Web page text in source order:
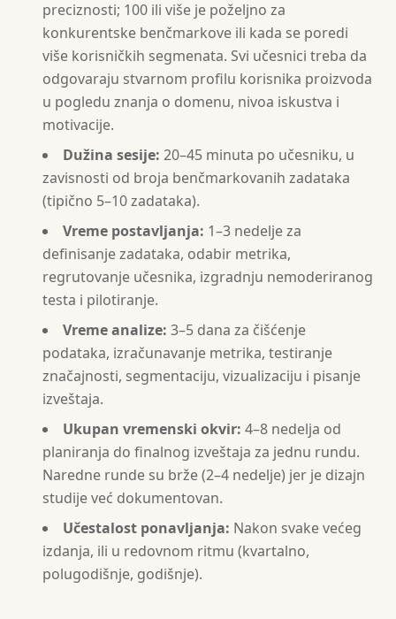
preciznosti; 100 ili više je poželjno za
konkurentske benčmarkove ili kada se poredi
više korisničkih segmenata. Svi učesnici treba da
odgovaraju stvarnom profilu korisnika proizvoda
u pogledu znanja o domenu, nivoa iskustva i
motivacije.
Dužina sesije: 20–45 minuta po učesniku, u
zavisnosti od broja benčmarkovanih zadataka
(tipično 5–10 zadataka).
Vreme postavljanja: 1–3 nedelje za
definisanje zadataka, odabir metrika,
regrutovanje učesnika, izgradnju nemoderiranog
testa i pilotiranje.
Vreme analize: 3–5 dana za čišćenje
podataka, izračunavanje metrika, testiranje
značajnosti, segmentaciju, vizualizaciju i pisanje
izveštaja.
Ukupan vremenski okvir: 4–8 nedelja od
planiranja do finalnog izveštaja za jednu rundu.
Naredne runde su brže (2–4 nedelje) jer je dizajn
studije već dokumentovan.
Učestalost ponavljanja: Nakon svake većeg
izdanja, ili u redovnom ritmu (kvartalno,
polugodišnje, godišnje).